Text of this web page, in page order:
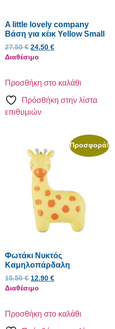
A little lovely company
Βάση για κέικ Yellow Small
27.50€ 24.50 €
Διαθέσιμο
Προσθήκη στο καλάθι
Πρόσθήκη στην λίστα
επιθυμιών
Προσφορά!
Φωτάκι Νυκτός
Καμηλοπάρδαλη
15.50€ 12.90 €
Διαθέσιμο
Προσθήκη στο καλάθι